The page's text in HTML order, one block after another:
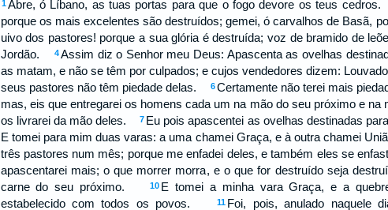
1 Abre, ó Líbano, as tuas portas para que o fogo devore os teus
porque os mais excelentes são destruídos; gemei, ó carvalhos de Basã,
uivo dos pastores! porque a sua glória é destruída; voz de bramido de
Jordão.
4Assim diz o Senhor meu Deus: Apascenta as ovelhas
as matam, e não se têm por culpados; e cujos vendedores dizem:
seus pastores não têm piedade delas.
6Certamente não terei mais
mas, eis que entregarei os homens cada um na mão do seu próximo e na
os livrarei da mão deles.
7 Eu pois apascentei as ovelhas destinadas
E tomei para mim duas varas: a uma chamei Graça, e à outra chamei
três pastores num mês; porque me enfadei deles, e também eles se
apascentarei mais; o que morrer morra, e o que for destruído seja
carne do seu próximo.
10 E tomei a minha vara Graça, e a
estabelecido com todos os povos.
11 Foi, pois, anulado naquele